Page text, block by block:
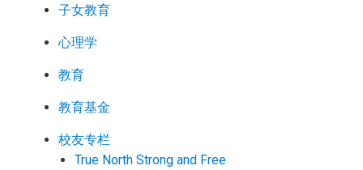
子女教育
心理学
教育
教育基金
校友专栏
True North Strong and Free